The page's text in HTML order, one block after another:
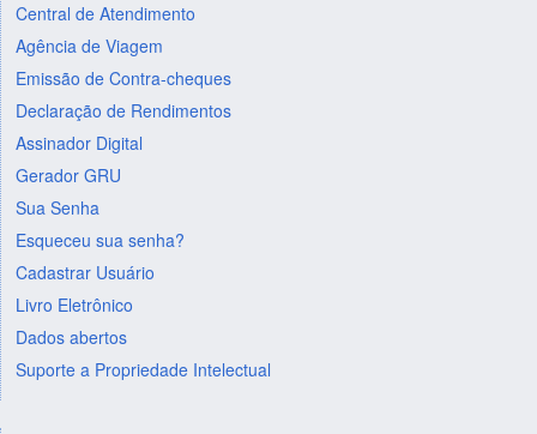
Central de Atendimento
Agência de Viagem
Emissão de Contra-cheques
Declaração de Rendimentos
Assinador Digital
Gerador GRU
Sua Senha
Esqueceu sua senha?
Cadastrar Usuário
Livro Eletrônico
Dados abertos
Suporte a Propriedade Intelectual